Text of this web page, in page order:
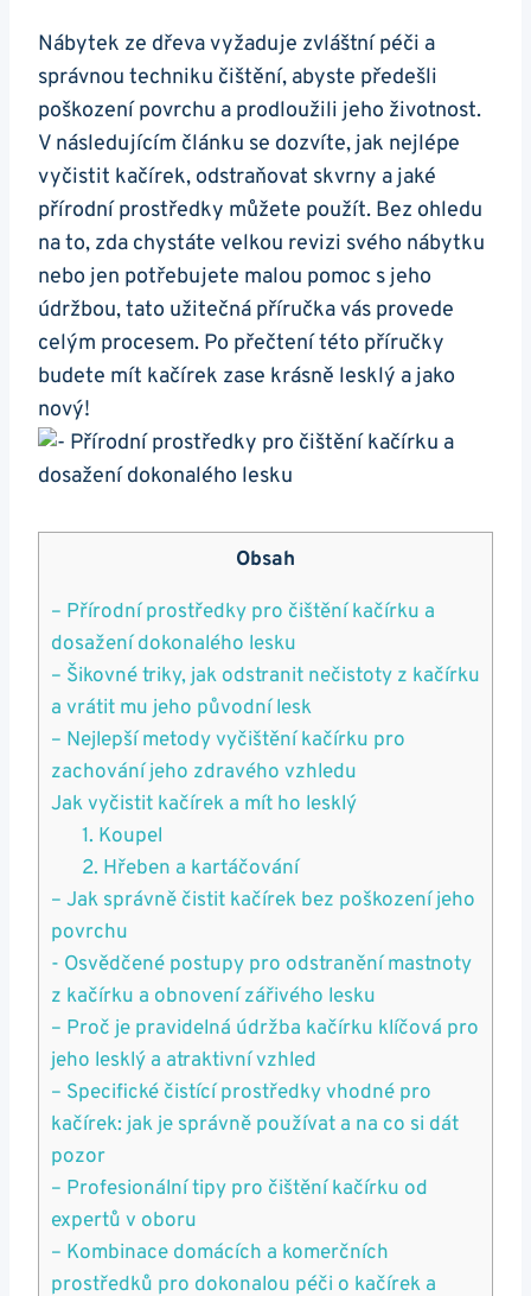
Nábytek ze dřeva vyžaduje​ zvláštní péči a
správnou techniku čištění,‌ abyste‌ předešli
poškození ​povrchu a prodloužili jeho životnost.
⁣V následujícím článku se dozvíte, jak nejlépe
vyčistit ⁣kačírek, odstraňovat skvrny a jaké
přírodní prostředky můžete použít. ‍Bez ohledu
na to, zda‌ chystáte velkou‌ revizi svého‍ nábytku
nebo jen potřebujete ⁢malou pomoc s ⁣jeho‌
údržbou,⁣ tato užitečná příručka vás‍ provede
celým procesem. Po ​přečtení této příručky
budete mít kačírek‌ zase krásně ⁣lesklý a jako
nový!
Obsah
– Přírodní⁣ prostředky pro čištění kačírku a
dosažení⁤ dokonalého lesku
– Šikovné triky, jak odstranit nečistoty z kačírku
a vrátit mu jeho původní lesk
– Nejlepší metody vyčištění kačírku pro‌
zachování jeho zdravého vzhledu
Jak vyčistit ‍kačírek a mít ho lesklý
1. Koupel
2. ‍Hřeben a‌ kartáčování
– Jak správně čistit kačírek bez poškození jeho⁤
povrchu
-⁤ Osvědčené postupy pro odstranění ‍mastnoty
z kačírku a obnovení⁢ zářivého lesku
– Proč ⁤je pravidelná údržba kačírku klíčová pro
jeho lesklý a atraktivní vzhled
– Specifické čistící prostředky vhodné ⁣pro
kačírek:⁤ jak⁢ je správně​ používat⁣ a na co si dát
pozor
– Profesionální tipy pro čištění kačírku od‍
expertů ‍v oboru
– Kombinace‌ domácích‍ a komerčních
prostředků pro dokonalou péči o kačírek a